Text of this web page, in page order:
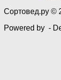
Сортовед.ру ©
Powered by -